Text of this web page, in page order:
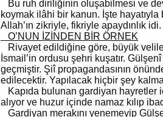
Bu ruh diriliğinin oluşabilmesi ve
koymak ilâhi bir kanun. İşte
Allah’ın zikriyle, fikriyle apaydınlık idi.
O’NUN İZİNDEN BİR ÖRNEK
Rivayet edildiğine göre, büyük
İsmail’in ordusu şehri kuşatır.
geçmiştir. Şiî propagandasının
edilecektir. Yapılacak hiçbir şey
Kapıda bulunan gardiyan
alıyor ve huzur içinde namaz kılıp
Gardiyan merakını yenemeyip